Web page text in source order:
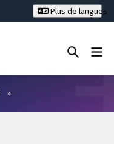
Plus de langues